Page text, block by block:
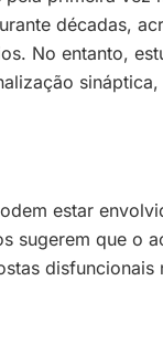
décadas,
No entanto,
estar
sugerem que o